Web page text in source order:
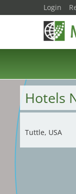
Hotels
Tuttle, USA
Login